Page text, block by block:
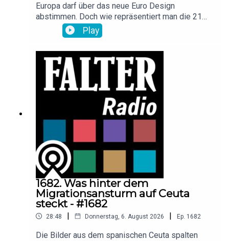
Europa darf über das neue Euro Design
abstimmen. Doch wie repräsentiert man die 21
Länder der Eurozone, ohne dass sich jemand
benachteiligt fühlt? Darüber spricht Falter-
Finanzexperten Thomas Wieser und Hans-
Christian Kogler vom Salzburger Design-Studio
PunktFormStrich, der mit seinem Entwurf zu den
Finalisten gehört.
Play
1682. Was hinter dem
Migrationsansturm auf Ceuta
steckt - #1682
28:48 | Donnerstag, 6. August 2026 | Ep. 1682
Die Bilder aus dem spanischen Ceuta spalten